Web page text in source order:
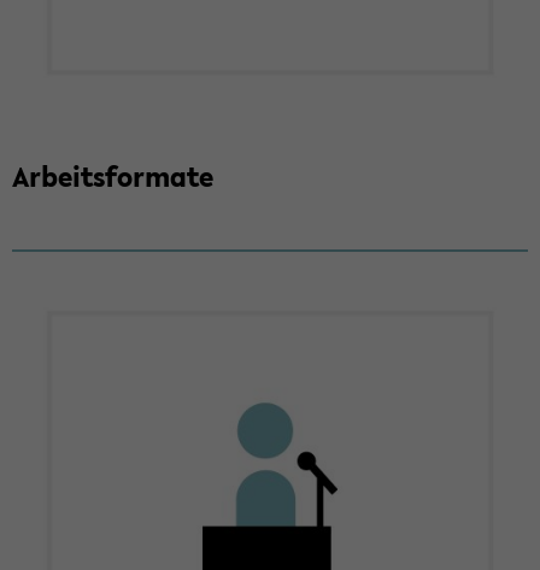
Ar­beits­for­ma­te